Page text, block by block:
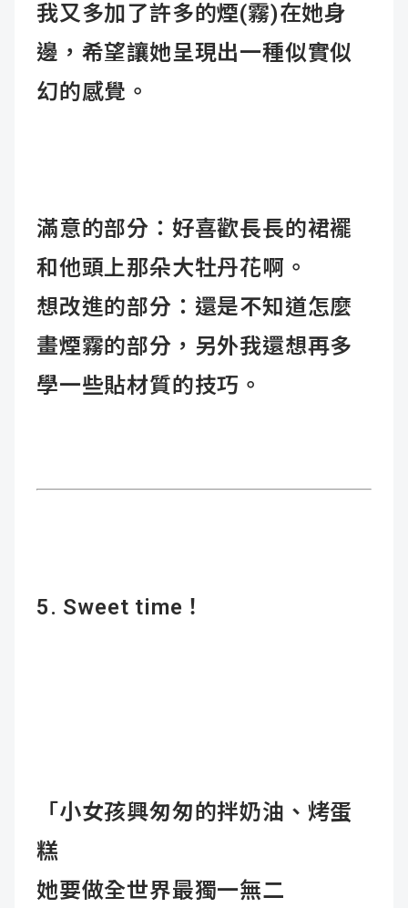
我又多加了許多的煙(霧)在她身
邊，希望讓她呈現出一種似實似
幻的感覺。
滿意的部分：好喜歡長長的裙襬
和他頭上那朵大牡丹花啊。
想改進的部分：還是不知道怎麼
畫煙霧的部分，另外我還想再多
學一些貼材質的技巧。
5. Sweet time！
「小女孩興匆匆的拌奶油、烤蛋
糕
她要做全世界最獨一無二